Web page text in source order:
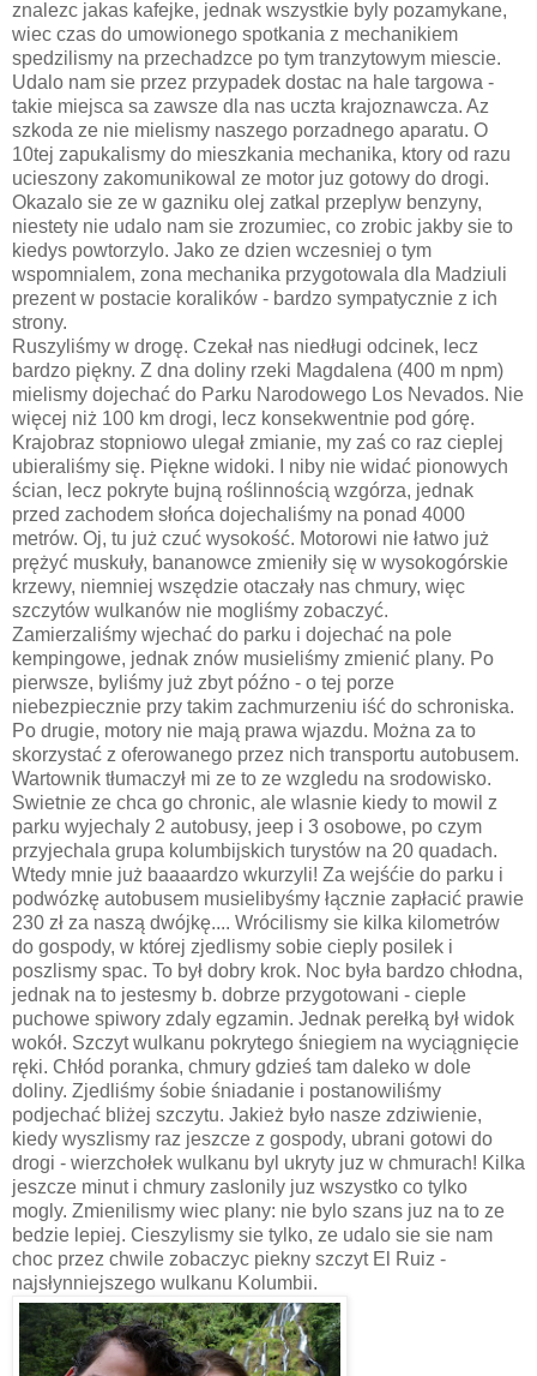
znalezc jakas kafejke, jednak wszystkie byly pozamykane,
wiec czas do umowionego spotkania z mechanikiem
spedzilismy na przechadzce po tym tranzytowym miescie.
Udalo nam sie przez przypadek dostac na hale targowa -
takie miejsca sa zawsze dla nas uczta krajoznawcza. Az
szkoda ze nie mielismy naszego porzadnego aparatu. O
10tej zapukalismy do mieszkania mechanika, ktory od razu
ucieszony zakomunikowal ze motor juz gotowy do drogi.
Okazalo sie ze w gazniku olej zatkal przeplyw benzyny,
niestety nie udalo nam sie zrozumiec, co zrobic jakby sie to
kiedys powtorzylo. Jako ze dzien wczesniej o tym
wspomnialem, zona mechanika przygotowala dla Madziuli
prezent w postacie koralików - bardzo sympatycznie z ich
strony.
Ruszyliśmy w drogę. Czekał nas niedługi odcinek, lecz
bardzo piękny. Z dna doliny rzeki Magdalena (400 m npm)
mielismy dojechać do Parku Narodowego Los Nevados. Nie
więcej niż 100 km drogi, lecz konsekwentnie pod górę.
Krajobraz stopniowo ulegał zmianie, my zaś co raz cieplej
ubieraliśmy się. Piękne widoki. I niby nie widać pionowych
ścian, lecz pokryte bujną roślinnością wzgórza, jednak
przed zachodem słońca dojechaliśmy na ponad 4000
metrów. Oj, tu już czuć wysokość. Motorowi nie łatwo już
prężyć muskuły, bananowce zmieniły się w wysokogórskie
krzewy, niemniej wszędzie otaczały nas chmury, więc
szczytów wulkanów nie mogliśmy zobaczyć.
Zamierzaliśmy wjechać do parku i dojechać na pole
kempingowe, jednak znów musieliśmy zmienić plany. Po
pierwsze, byliśmy już zbyt późno - o tej porze
niebezpiecznie przy takim zachmurzeniu iść do schroniska.
Po drugie, motory nie mają prawa wjazdu. Można za to
skorzystać z oferowanego przez nich transportu autobusem.
Wartownik tłumaczył mi ze to ze wzgledu na srodowisko.
Swietnie ze chca go chronic, ale wlasnie kiedy to mowil z
parku wyjechaly 2 autobusy, jeep i 3 osobowe, po czym
przyjechala grupa kolumbijskich turystów na 20 quadach.
Wtedy mnie już baaaardzo wkurzyli! Za wejśćie do parku i
podwózkę autobusem musielibyśmy łącznie zapłacić prawie
230 zł za naszą dwójkę.... Wrócilismy sie kilka kilometrów
do gospody, w której zjedlismy sobie cieply posilek i
poszlismy spac. To był dobry krok. Noc była bardzo chłodna,
jednak na to jestesmy b. dobrze przygotowani - cieple
puchowe spiwory zdaly egzamin. Jednak perełką był widok
wokół. Szczyt wulkanu pokrytego śniegiem na wyciągnięcie
ręki. Chłód poranka, chmury gdzieś tam daleko w dole
doliny. Zjedliśmy śobie śniadanie i postanowiliśmy
podjechać bliżej szczytu. Jakież było nasze zdziwienie,
kiedy wyszlismy raz jeszcze z gospody, ubrani gotowi do
drogi - wierzchołek wulkanu byl ukryty juz w chmurach! Kilka
jeszcze minut i chmury zaslonily juz wszystko co tylko
mogly. Zmienilismy wiec plany: nie bylo szans juz na to ze
bedzie lepiej. Cieszylismy sie tylko, ze udalo sie sie nam
choc przez chwile zobaczyc piekny szczyt El Ruiz -
najsłynniejszego wulkanu Kolumbii.